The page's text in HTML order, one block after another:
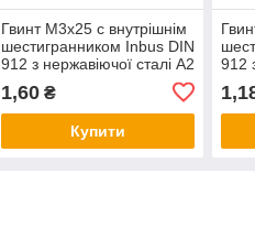
Гвинт М3х25 c внутрішнім
шестигранником Inbus DIN
912 з нержавіючої сталі А2
1,60₴
Купити
912